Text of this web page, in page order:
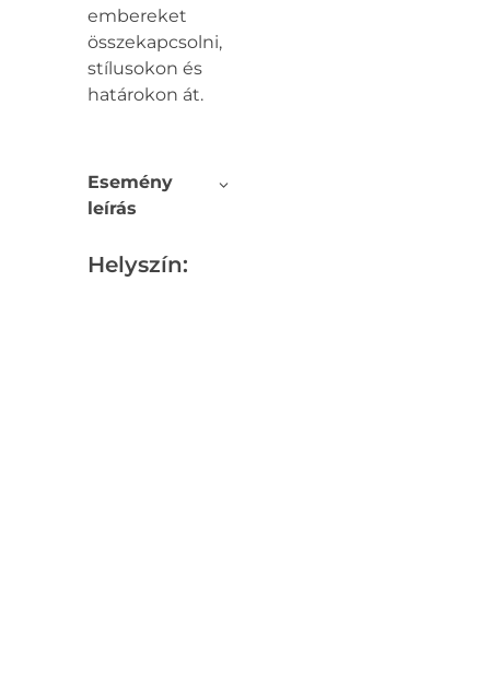
embereket
összekapcsolni,
stílusokon és
határokon át.
Esemény
leírás
Helyszín: